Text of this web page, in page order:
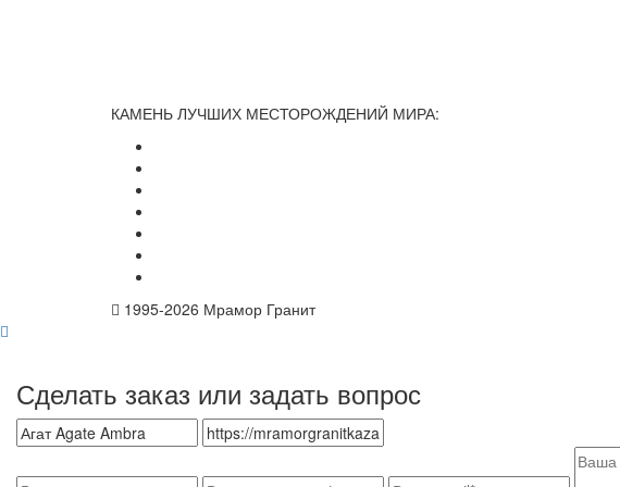
КАМЕНЬ ЛУЧШИХ МЕСТОРОЖДЕНИЙ МИРА:
1995-2026 Мрамор Гранит
Сделать заказ или задать вопрос